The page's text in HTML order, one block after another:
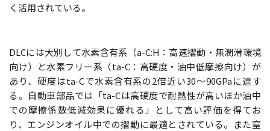
く活用されている。
DLCには大別して水素含有系（a-C:H：高速摺動・無潤滑環境
向け）と水素フリー系（ta-C：高硬度・油中低摩擦向け）が
あり、硬度はta-Cで水素含有系の2倍近い30〜90GPaに達す
る。自動車部品では「ta-Cは高硬度で耐熱性が高いほか油中
での摩擦係数低減効果に優れる」として高い評価を得てお
り、エンジンオイル中での摺動に最適とされている。また窒